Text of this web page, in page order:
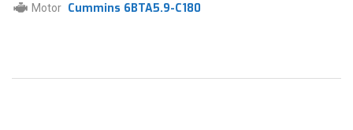
Motor Cummins 6BTA5.9-C180